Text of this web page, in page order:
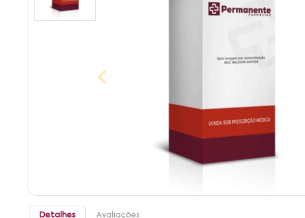
Detalhes Avaliações